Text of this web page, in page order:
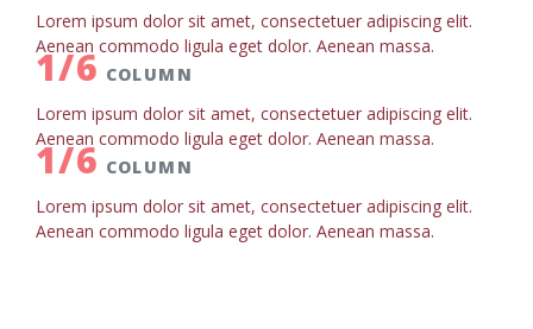
Lorem ipsum dolor sit amet, consectetuer adipiscing elit.
Aenean commodo ligula eget dolor. Aenean massa.
1/6 COLUMN
Lorem ipsum dolor sit amet, consectetuer adipiscing elit.
Aenean commodo ligula eget dolor. Aenean massa.
1/6 COLUMN
Lorem ipsum dolor sit amet, consectetuer adipiscing elit.
Aenean commodo ligula eget dolor. Aenean massa.